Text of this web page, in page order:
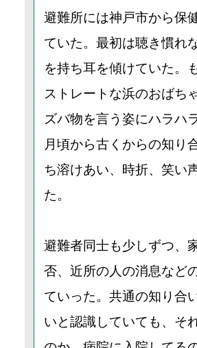
避難所には神戸市から保
ていた。最初は聴き慣れ
を持ち耳を傾けていた。
ストレートな浜のおばち
ズバ物を言う姿にハラハ
月頃から古くからの知り
ち溶けあい、時折、笑い
た。
避難者同士も少しずつ、
否、近所の人の消息など
ていった。共通の知り合
いと認識していても、そ